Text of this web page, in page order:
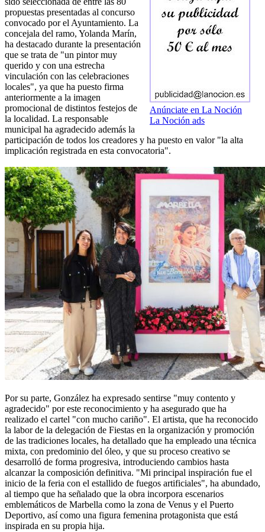
Anúnciate en La Noción
La Noción ads
propuestas presentadas al concurso
convocado por el Ayuntamiento. La
concejala del ramo, Yolanda Marín,
ha destacado durante la presentación
que se trata de "un pintor muy
querido y con una estrecha
vinculación con las celebraciones
locales", ya que ha puesto firma
anteriormente a la imagen
promocional de distintos festejos de
la localidad. La responsable
municipal ha agradecido además la
participación de todos los creadores y ha puesto en valor "la alta
implicación registrada en esta convocatoria".
Por su parte, González ha expresado sentirse "muy contento y
agradecido" por este reconocimiento y ha asegurado que ha
realizado el cartel "con mucho cariño". El artista, que ha reconocido
la labor de la delegación de Fiestas en la organización y promoción
de las tradiciones locales, ha detallado que ha empleado una técnica
mixta, con predominio del óleo, y que su proceso creativo se
desarrolló de forma progresiva, introduciendo cambios hasta
alcanzar la composición definitiva. "Mi principal inspiración fue el
inicio de la feria con el estallido de fuegos artificiales", ha abundado,
al tiempo que ha señalado que la obra incorpora escenarios
emblemáticos de Marbella como la zona de Venus y el Puerto
Deportivo, así como una figura femenina protagonista que está
inspirada en su propia hija.